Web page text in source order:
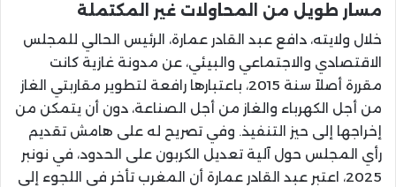
مسار طويل من المحاولات غير المكتملة
خلال ولايته، دافع عبد القادر عمارة، الرئيس الحالي للمجلس
الاقتصادي والاجتماعي والبيئي، عن مدونة غازية كانت
مقررة أصلاً سنة 2015، باعتبارها رافعة لتطوير مقاربتي الغاز
من أجل الكهرباء والغاز من أجل الصناعة، دون أن يتمكن من
إخراجها إلى حيز التنفيذ. وفي تصريح له على هامش تقديم
رأي المجلس حول آلية تعديل الكربون على الحدود، في نونبر
2025، اعتبر عبد القادر عمارة أن المغرب تأخر في اللجوء إلى